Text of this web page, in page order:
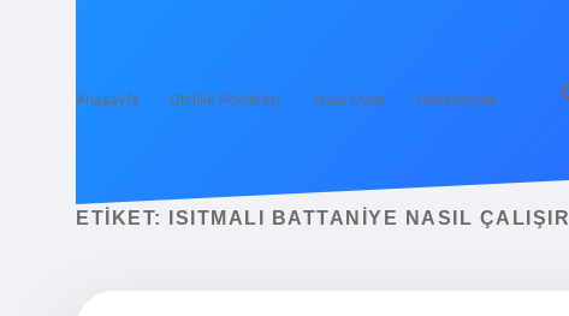
Anasayfa Gizlilik Politikası Yasal Uyarı Hakkımızda
ETIKET: ISITMALI BATTANIYE NASIL ÇALIŞIR